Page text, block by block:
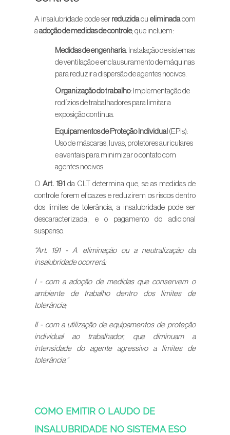
A insalubridade pode ser reduzidaou eliminadacom
aadoção de medidas de controle, que incluem:
Medidas de engenharia: Instalação de sistemas
de ventilação e enclausuramento de máquinas
para reduzir a dispersão de agentes nocivos.
Organização do trabalho: Implementação de
rodízios de trabalhadores para limitar a
exposição contínua.
Equipamentos de Proteção Individual (EPIs):
Uso de máscaras, luvas, protetores auriculares
e aventais para minimizar o contato com
agentes nocivos.
OArt. 191da CLT determina que, se as medidas de
controle forem eficazes e reduzirem os riscos dentro
dos limites de tolerância, a insalubridade pode ser
descaracterizada, e o pagamento do adicional
suspenso.
“Art. 191 - A eliminação ou a neutralização da
insalubridade ocorrerá:
I - com a adoção de medidas que conservem o
ambiente de trabalho dentro dos limites de
tolerância;
II - com a utilização de equipamentos de proteção
individual ao trabalhador, que diminuam a
intensidade do agente agressivo a limites de
tolerância.”
COMO EMITIR O LAUDO DE
INSALUBRIDADE NO SISTEMA ESO